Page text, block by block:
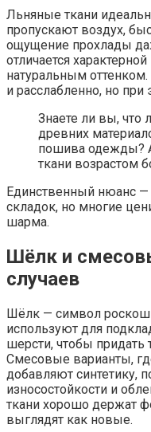
Льняные ткани
пропускают воздух,
ощущение прохлады
отличается
натуральным
и расслабленно, но при
Знаете ли вы, что
древних
пошива одежды?
ткани возрастом
Единственный нюанс —
складок, но многие
шарма.
Шёлк и
случаев
Шёлк — символ роскоши
используют для
шерсти, чтобы придать
Смесовые варианты,
добавляют синтетику,
износостойкости и
ткани хорошо держат
выглядят как новые.